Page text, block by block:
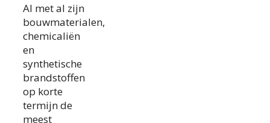
Al met al zijn
bouwmaterialen,
chemicaliën
en
synthetische
brandstoffen
op korte
termijn de
meest